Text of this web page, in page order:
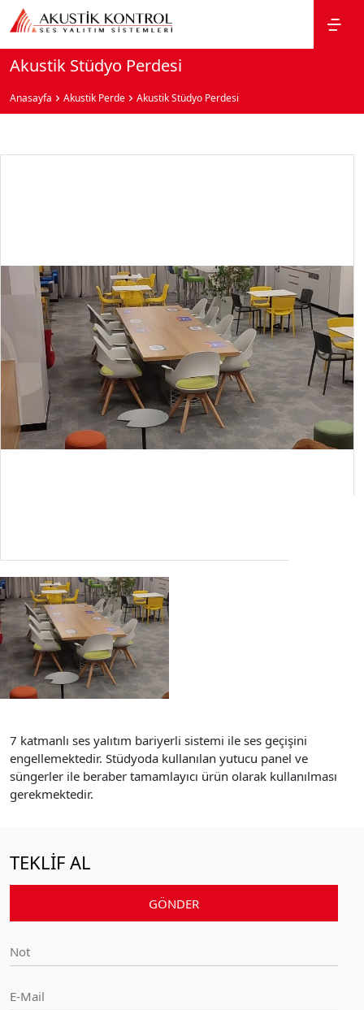
Akustik Stüdyo Perdesi
Anasayfa Akustik Perde Akustik Stüdyo Perdesi
7 katmanlı ses yalıtım bariyerli sistemi ile ses geçişini
engellemektedir. Stüdyoda kullanılan yutucu panel ve
süngerler ile beraber tamamlayıcı ürün olarak kullanılması
gerekmektedir.
TEKLİF AL